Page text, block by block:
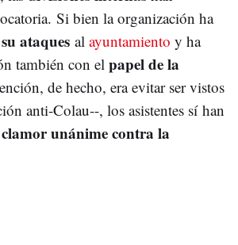
Si bien la organización ha
ataques al ayuntamiento y ha
también con el papel de la
de hecho, era evitar ser vistos
anti-Colau--, los asistentes sí han
clamor unánime contra la